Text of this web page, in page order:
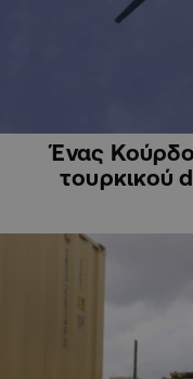
Ένας
τουρκικού